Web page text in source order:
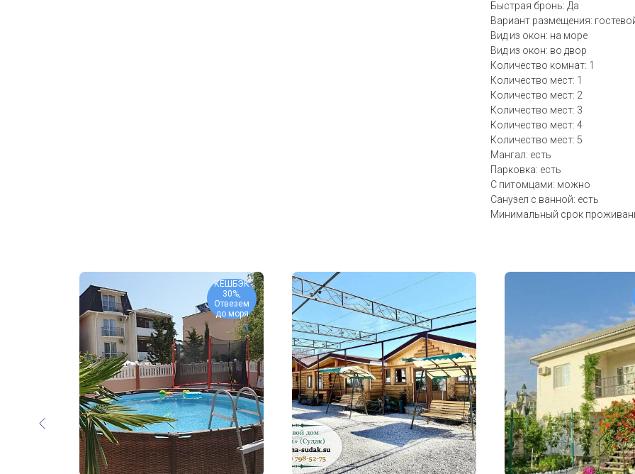
Быстрая бронь: Да
Вариант размещения:
Вид из окон: на море
Вид из окон: во двор
Количество комнат: 1
Количество мест: 1
Количество мест: 2
Количество мест: 3
Количество мест: 4
Количество мест: 5
Мангал: есть
Парковка: есть
С питомцами: можно
Санузел с ванной: есть
Минимальный срок
КЕШБЭК
30%,
Отвезем
до моря